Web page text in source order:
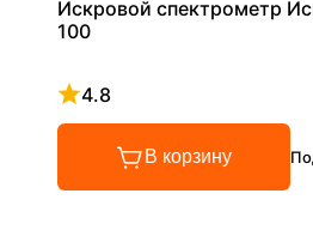
Искровой спектрометр
100
4.8
Рейтинг 4.8 из 5
В корзину